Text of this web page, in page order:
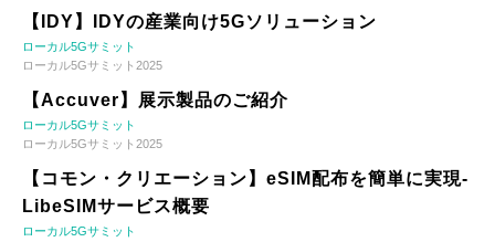
【IDY】IDYの産業向け5Gソリューション
ローカル5Gサミット
ローカル5Gサミット2025
【Accuver】展示製品のご紹介
ローカル5Gサミット
ローカル5Gサミット2025
【コモン・クリエーション】eSIM配布を簡単に実現-
LibeSIMサービス概要
ローカル5Gサミット